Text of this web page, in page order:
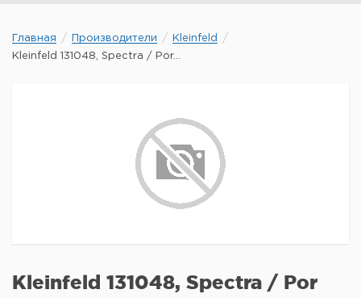
Главная Производители
Kleinfeld
Kleinfeld 131048, Spectra / Por...
Kleinfeld 131048, Spectra / Por